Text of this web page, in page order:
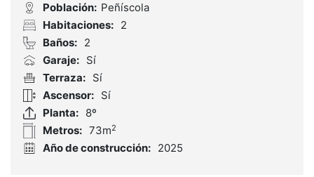
Población: Peñíscola
Habitaciones: 2
Baños: 2
Garaje: Sí
Terraza: Sí
Ascensor: Sí
Planta: 8º
Metros: 73m2
Año de construcción: 2025